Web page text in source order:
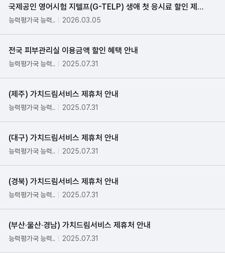
국제공인 영어시험 지텔프(G-TELP) 생애 첫 응시료 할인 제공 안내
능력평가국 능력.. 2026.03.05
전국 피부관리실 이용금액 할인 혜택 안내
능력평가국 능력.. 2025.07.31
(제주) 가치드림서비스 제휴처 안내
능력평가국 능력.. 2025.07.31
(대구) 가치드림서비스 제휴처 안내
능력평가국 능력.. 2025.07.31
(경북) 가치드림서비스 제휴처 안내
능력평가국 능력.. 2025.07.31
(부산·울산·경남) 가치드림서비스 제휴처 안내
능력평가국 능력.. 2025.07.31